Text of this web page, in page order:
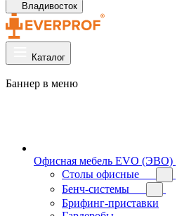
Владивосток
Каталог
Баннер в меню
Офисная мебель EVO (ЭВО)
Cтолы офисные
Бенч-системы
Брифинг-приставки